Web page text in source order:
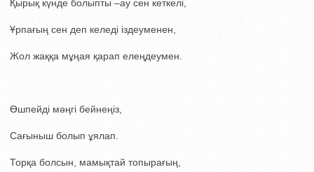
Қырық күнде болыпты –ау сен кеткелі,
Ұрпағың сен деп келеді іздеуменен,
Жол жаққа мұңая қарап елеңдеумен.
Өшпейді мәңгі бейнеңіз,
Сағыныш болып ұялап.
Торқа болсын, мамықтай топырағың,